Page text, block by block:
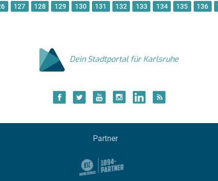
127 128 129 130 131 132 133 134 135 136
Dein Stadtportal für Karlsruhe
Partner